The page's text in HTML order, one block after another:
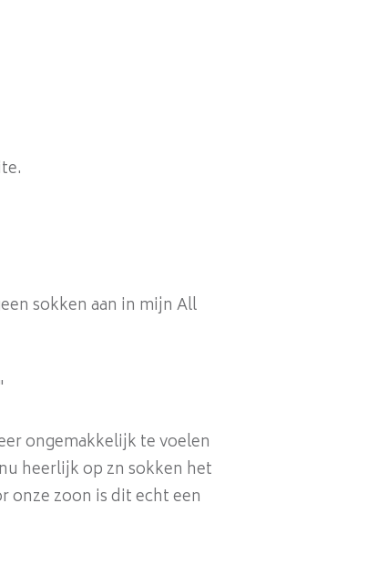
sokken aan in mijn All
ongemakkelijk te voelen
heerlijk op zn sokken het
onze zoon is dit echt een